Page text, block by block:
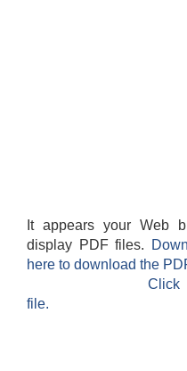
It appears your Web
display PDF files.
here to download the
Click
file.